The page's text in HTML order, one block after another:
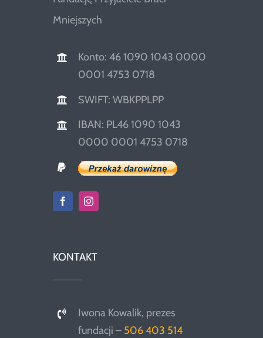
Mniejszych
Konto: 46 1090 1043 0000
0001 4753 0718
SWIFT: WBKPPLPP
IBAN: PL46 1090 1043
0000 0001 4753 0718
KONTAKT
Iwona Kowalik, prezes
fundacji – 506 403 514